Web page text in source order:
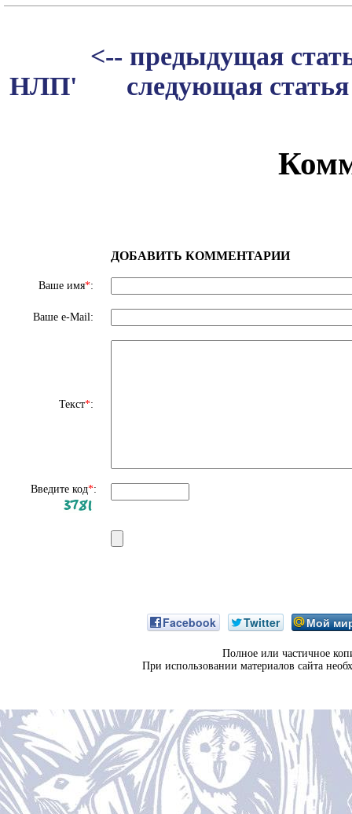
<-- предыдущая
НЛП'
следующая
ДОБАВИТЬ КОММЕНТАРИИ
Ваше имя*:
Ваше e-Mail:
Текст*:
Введите код*:
Facebook Twitter Мой
Полное или частичное
При использовании материалов сайта